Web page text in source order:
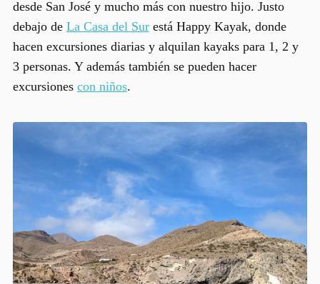
desde San José y mucho más con nuestro hijo. Justo
debajo de La Casa del Surestá Happy Kayak, donde
hacen excursiones diarias y alquilan kayaks para 1, 2 y
3 personas. Y además también se pueden hacer
excursiones con niños.